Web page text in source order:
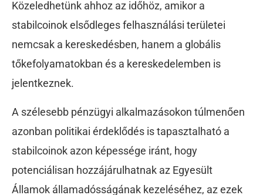
Közeledhetünk ahhoz az időhöz, amikor a
stabilcoinok elsődleges felhasználási területei
nemcsak a kereskedésben, hanem a globális
tőkefolyamatokban és a kereskedelemben is
jelentkeznek.
A szélesebb pénzügyi alkalmazásokon túlmenően
azonban politikai érdeklődés is tapasztalható a
stabilcoinok azon képessége iránt, hogy
potenciálisan hozzájárulhatnak az Egyesült
Államok államadósságának kezeléséhez, az ezek